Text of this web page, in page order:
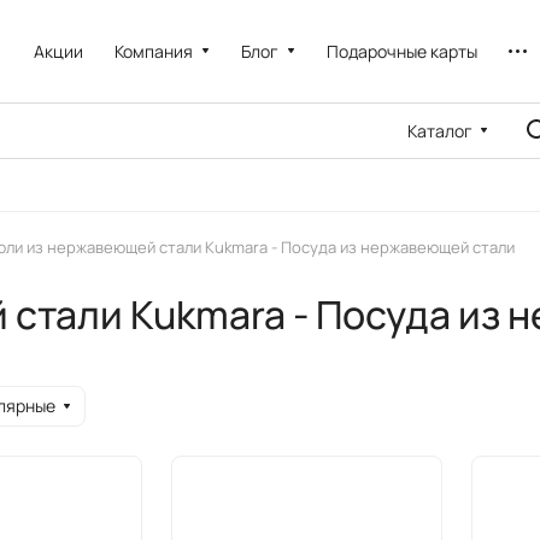
Акции Компания Блог Подарочные карты
Каталог
из нержавеющей стали Kukmara - Посуда из нержавеющей стали
Kukmara - Посуда из